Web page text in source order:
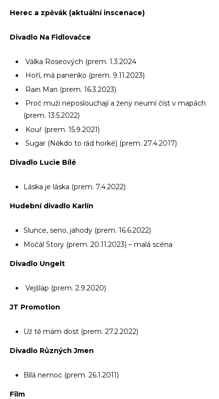
Herec a zpěvák (aktuální inscenace)
Divadlo Na Fidlovačce
Válka Roseových (prem. 1.3.2024
Hoří, má panenko (prem. 9.11.2023)
Rain Man (prem. 16.3.2023)
Proč muži neposlouchají a ženy neumí číst v mapách
(prem. 13.5.2022)
Kouř (prem. 15.9.2021)
Sugar (Někdo to rád horké) (prem. 27.4.2017)
Divadlo Lucie Bílé
Láska je láska (prem. 7.4.2022)
Hudební divadlo Karlín
Slunce, seno, jahody (prem. 16.6.2022)
Močál Story (prem. 20.11.2023) – malá scéna
Divadlo Ungelt
Vejšlap (prem. 2.9.2020)
JT Promotion
Už tě mám dost (prem. 27.2.2022)
Divadlo Různých Jmen
Bílá nemoc (prem. 26.1.2011)
Film